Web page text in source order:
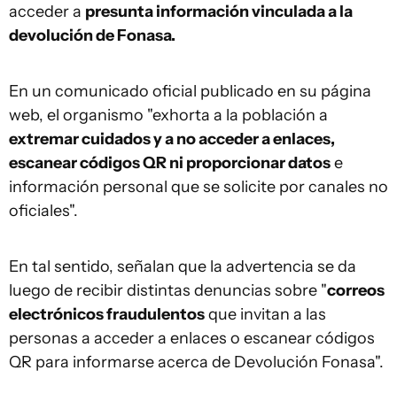
acceder a presunta información vinculada a la
devolución de Fonasa.
En un comunicado oficial publicado en su página
web, el organismo "exhorta a la población a
extremar cuidados y a no acceder a enlaces,
escanear códigos QR ni proporcionar datose
información personal que se solicite por canales no
oficiales".
En tal sentido, señalan que la advertencia se da
luego de recibir distintas denuncias sobre "correos
electrónicos fraudulentosque invitan a las
personas a acceder a enlaces o escanear códigos
QR para informarse acerca de Devolución Fonasa".